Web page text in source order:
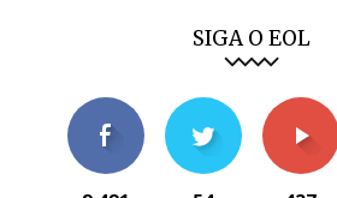
SIGA O EOL